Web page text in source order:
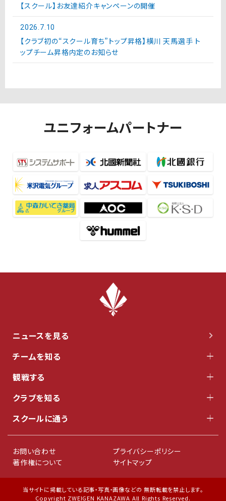
【スクール】お友達紹介キャンペーンの開催
2026.7.10
【クラブ初の“スクール育ち”トップ昇格】横川 天馬選手 ト
ップチーム昇格内定のお知らせ
ユニフォームパートナー
ニュースを見る
チームを知る
観戦する
クラブを知る
スクールに通う
お問い合わせ
プライバシーポリシー
著作権について
サイトマップ
当サイトに掲載している記事・写真・画像などの 無断転載を禁止します。
Copyright ZWEIGEN KANAZAWA All Rights Reserved.